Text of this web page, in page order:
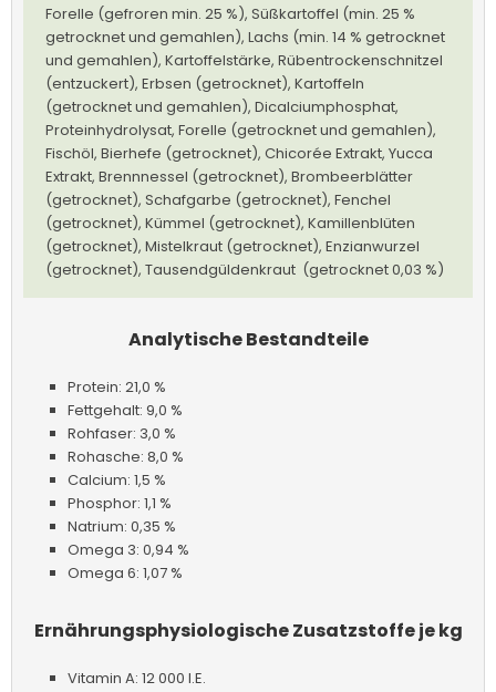
Forelle (gefroren min. 25 %), Süßkartoffel (min. 25 %
getrocknet und gemahlen), Lachs (min. 14 % getrocknet
und gemahlen), Kartoffelstärke, Rübentrockenschnitzel
(entzuckert), Erbsen (getrocknet), Kartoffeln
(getrocknet und gemahlen), Dicalciumphosphat,
Proteinhydrolysat, Forelle (getrocknet und gemahlen),
Fischöl, Bierhefe (getrocknet), Chicorée Extrakt, Yucca
Extrakt, Brennnessel (getrocknet), Brombeerblätter
(getrocknet), Schafgarbe (getrocknet), Fenchel
(getrocknet), Kümmel (getrocknet), Kamillenblüten
(getrocknet), Mistelkraut (getrocknet), Enzianwurzel
(getrocknet), Tausendgüldenkraut (getrocknet 0,03 %)
Analytische Bestandteile
Protein: 21,0 %
Fettgehalt: 9,0 %
Rohfaser: 3,0 %
Rohasche: 8,0 %
Calcium: 1,5 %
Phosphor: 1,1 %
Natrium: 0,35 %
Omega 3: 0,94 %
Omega 6: 1,07 %
Ernährungsphysiologische Zusatzstoffe je kg
Vitamin A: 12 000 I.E.